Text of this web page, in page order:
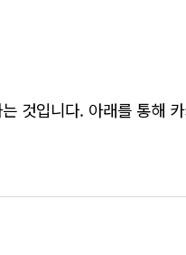
것입니다. 아래를 통해